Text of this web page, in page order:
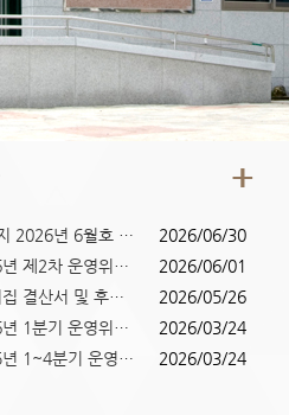
소망의집 소식지 2026년 6월호 (...
2026/06/30
소망의집 2026년 제2차 운영위원...
2026/06/01
2025년 소망의집 결산서 및 후원...
2026/05/26
소망의집 2026년 1분기 운영위원...
2026/03/24
소망의집 2025년 1~4분기 운영위...
2026/03/24